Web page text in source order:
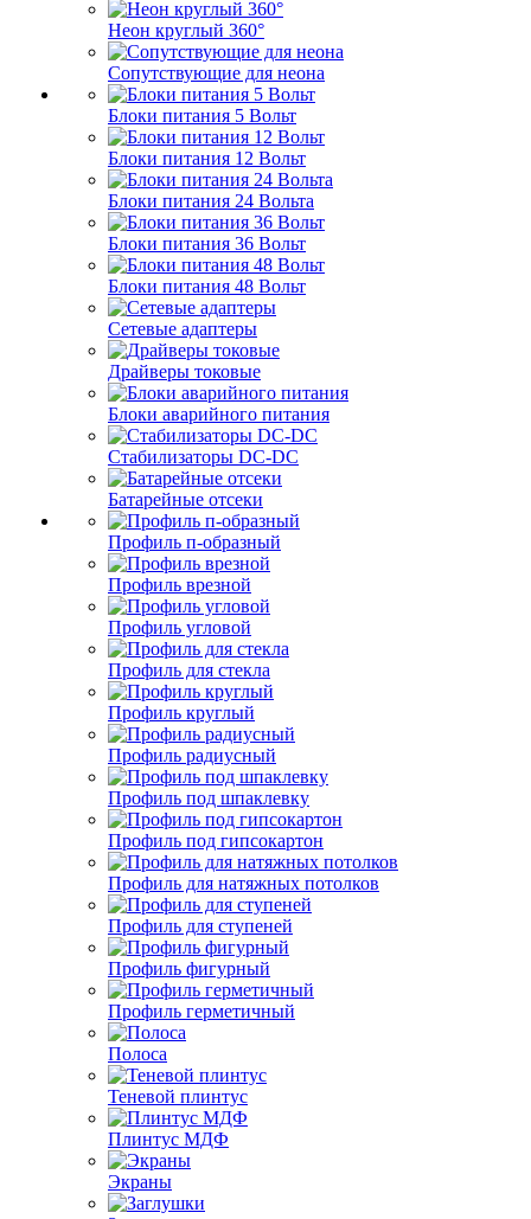
Неон круглый 360°
Сопутствующие для неона
Блоки питания 5 Вольт
Блоки питания 12 Вольт
Блоки питания 24 Вольта
Блоки питания 36 Вольт
Блоки питания 48 Вольт
Сетевые адаптеры
Драйверы токовые
Блоки аварийного питания
Стабилизаторы DC-DC
Батарейные отсеки
Профиль п-образный
Профиль врезной
Профиль угловой
Профиль для стекла
Профиль круглый
Профиль радиусный
Профиль под шпаклевку
Профиль под гипсокартон
Профиль для натяжных потолков
Профиль для ступеней
Профиль фигурный
Профиль герметичный
Полоса
Теневой плинтус
Плинтус МДФ
Экраны